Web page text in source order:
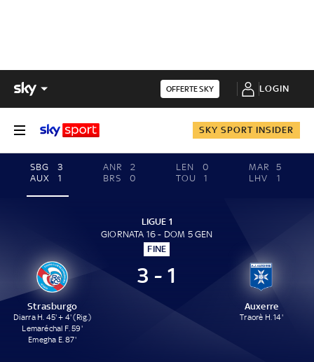
OFFERTE SKY LOGIN
SKY SPORT INSIDER
SBG
3
AUX
1
ANR
2
BRS
0
LEN
0
TOU
1
MAR
5
LHV
1
LIGUE 1
GIORNATA 16 - DOM 5 GEN
FINE
Strasburgo
Diarra H. 45' + 4' (Rig.)
Lemaréchal F. 59'
Emegha E. 87'
3 - 1
Auxerre
Traorè H. 14'